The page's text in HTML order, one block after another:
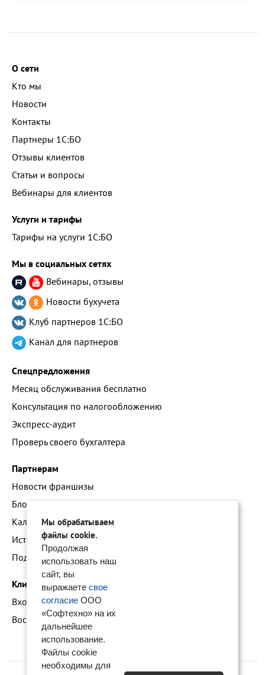
О сети
Кто мы
Новости
Контакты
Партнеры 1С:БО
Отзывы клиентов
Статьи и вопросы
Вебинары для клиентов
Услуги и тарифы
Тарифы на услуги 1С:БО
Мы в социальных сетях
Вебинары, отзывы
Новости бухучета
Клуб партнеров 1С:БО
Канал для партнеров
Спецпредложения
Месяц обслуживания бесплатно
Консультация по налогообложению
Экспресс-аудит
Проверь своего бухгалтера
Партнерам
Новости франшизы
Блог про наши технологии
Календарь мероприятий
Истории успеха
Подать заявку на франшизу
Клиентам
Вход в личный кабинет
Восстановление доступа к сервису 1С:БО
Мы обрабатываем
файлы cookie.
Продолжая
использовать наш
сайт, вы
выражаете свое
согласиеООО
«Софтехно» на их
дальнейшее
использование.
Файлы cookie
необходимы для